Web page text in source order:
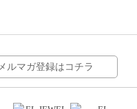
ルマガ登録はコチラ